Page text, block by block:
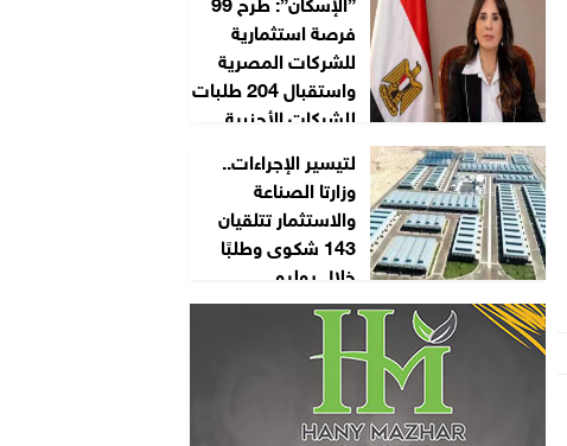
فرصة استثمارية
للشركات المصرية
واستقبال 204 طلبات
للشركات الأجنبية...
لتيسير الإجراءات..
وزارتا الصناعة
والاستثمار تتلقيان
143 شكوى وطلبًا
خلال يوليو